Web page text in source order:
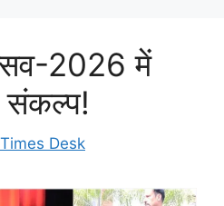
2026 में
संकल्प!
Desk